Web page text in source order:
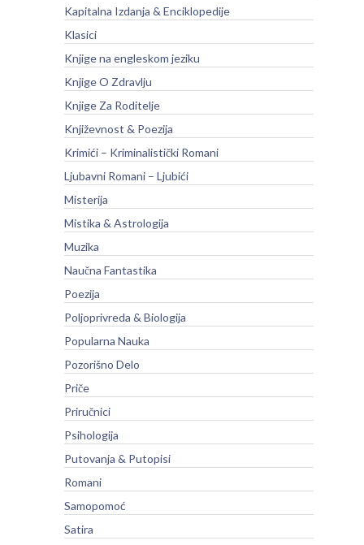
Kapitalna Izdanja & Enciklopedije
Klasici
Knjige na engleskom jeziku
Knjige O Zdravlju
Knjige Za Roditelje
Književnost & Poezija
Krimići – Kriminalistički Romani
Ljubavni Romani – Ljubići
Misterija
Mistika & Astrologija
Muzika
Naučna Fantastika
Poezija
Poljoprivreda & Biologija
Popularna Nauka
Pozorišno Delo
Priče
Priručnici
Psihologija
Putovanja & Putopisi
Romani
Samopomoć
Satira